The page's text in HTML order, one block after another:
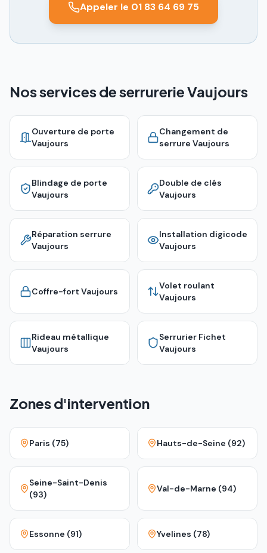
Appeler le 01 83 64 69 75
Nos services de serrurerie Vaujours
Ouverture de porte
Vaujours
Changement de
serrure Vaujours
Blindage de porte
Vaujours
Double de clés
Vaujours
Réparation serrure
Vaujours
Installation digicode
Vaujours
Coffre-fort Vaujours
Volet roulant
Vaujours
Rideau métallique
Vaujours
Serrurier Fichet
Vaujours
Zones d'intervention
Paris (75) Hauts-de-Seine (92)
Seine-Saint-Denis
(93)
Val-de-Marne (94)
Essonne (91) Yvelines (78)